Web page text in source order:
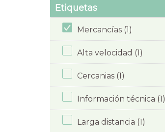
Etiquetas
Mercancías (1)
Alta velocidad (1)
Cercanias (1)
Información técnica (1)
Larga distancia (1)